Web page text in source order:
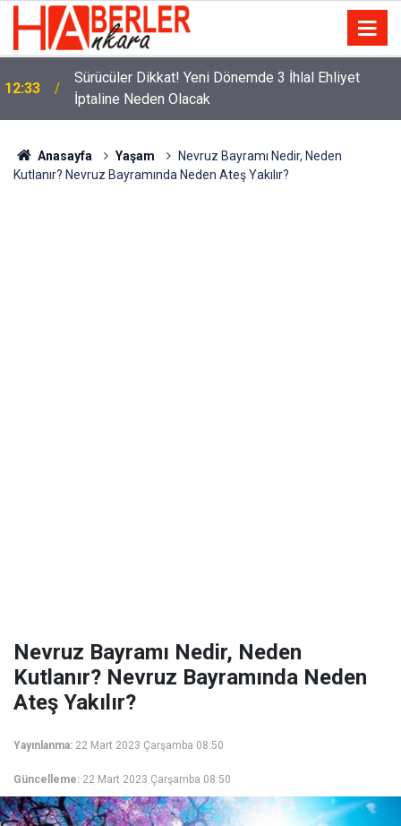
12:33
Sürücüler Dikkat! Yeni Dönemde 3 İhlal Ehliyet
İptaline Neden Olacak
Anasayfa Yaşam
Nevruz Bayramı Nedir, Neden
Kutlanır? Nevruz Bayramında Neden Ateş Yakılır?
Nevruz Bayramı Nedir, Neden
Kutlanır? Nevruz Bayramında Neden
Ateş Yakılır?
Yayınlanma: 22 Mart 2023 Çarşamba 08:50
Güncelleme: 22 Mart 2023 Çarşamba 08:50